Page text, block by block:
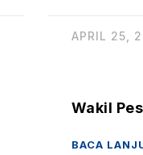
APRIL 25,
Wakil
BACA